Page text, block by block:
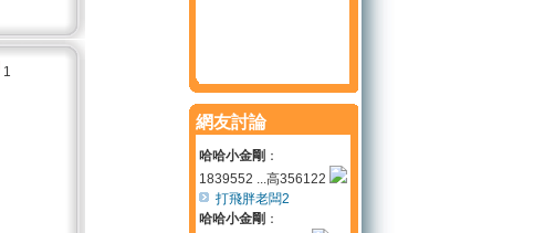
1
網友討論
哈哈小金剛 ：
1839552 ...高356122
打飛胖老闆2
哈哈小金剛 ：